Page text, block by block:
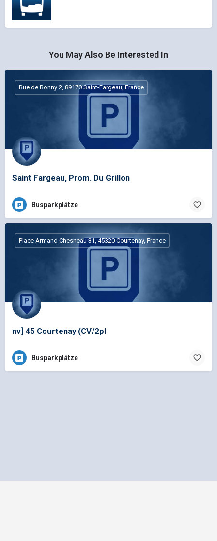
You May Also Be Interested In
Saint Fargeau, Prom. Du Grillon
Rue de Bonny 2, 89170 Saint-Fargeau, France
Busparkplätze
nv] 45 Courtenay (CV/2pl
Place Armand Chesneau 31, 45320 Courtenay, France
Busparkplätze